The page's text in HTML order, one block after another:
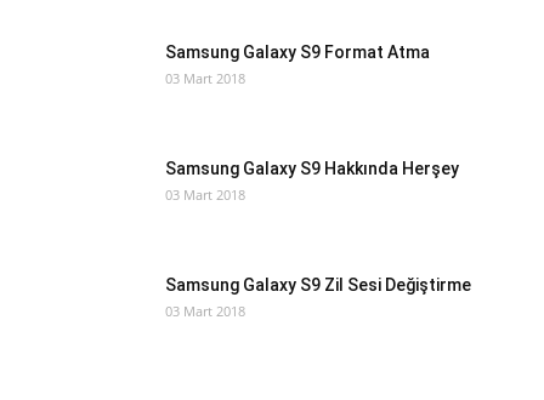
Samsung Galaxy S9 Format Atma
03 Mart 2018
Samsung Galaxy S9 Hakkında Herşey
03 Mart 2018
Samsung Galaxy S9 Zil Sesi Değiştirme
03 Mart 2018